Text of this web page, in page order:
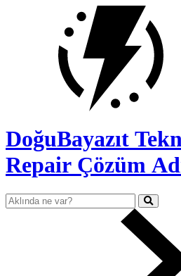
DoğuBayazıt
Repair Çözüm